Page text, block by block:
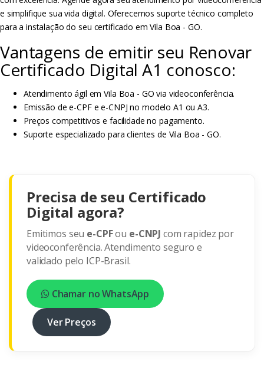
e simplifique sua vida digital. Oferecemos suporte técnico completo
para a instalação do seu certificado em Vila Boa - GO.
Vantagens de emitir seu Renovar
Certificado Digital A1 conosco:
Atendimento ágil em Vila Boa - GO via videoconferência.
Emissão de e-CPF e e-CNPJ no modelo A1 ou A3.
Preços competitivos e facilidade no pagamento.
Suporte especializado para clientes de Vila Boa - GO.
Precisa de seu Certificado
Digital agora?
Emitimos seu e-CPFou e-CNPJ com rapidez por
videoconferência. Atendimento seguro e
validado pelo ICP-Brasil.
Chamar no WhatsApp
Ver Preços